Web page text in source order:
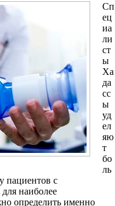
Сп
ец
иа
ли
ст
ы
Ха
да
сс
ы
уд
ел
яю
т
бо
ль
пациентов с
наиболее
определить именно